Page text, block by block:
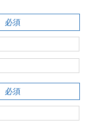
必須
必須